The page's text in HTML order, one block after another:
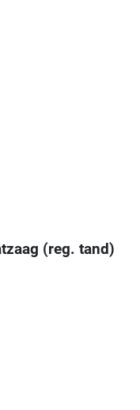
(reg. tand)